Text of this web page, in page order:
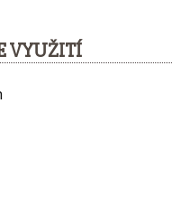
VYUŽITÍ